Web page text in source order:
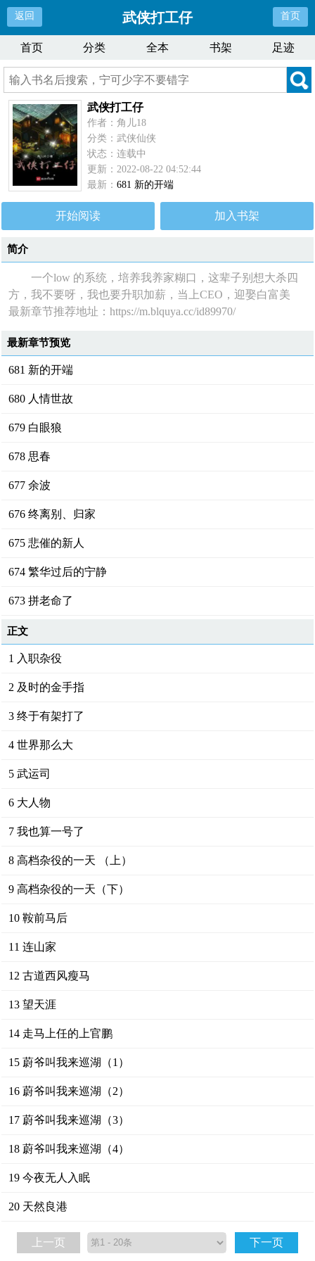
返回 武侠打工仔 首页
首页 分类 全本 书架 足迹
武侠打工仔
作者：角儿18
分类：武侠仙侠
状态：连载中
更新：2022-08-22 04:52:44
最新：681 新的开端
开始阅读 加入书架
简介
一个low 的系统，培养我养家糊口，这辈子别想大杀四
方，我不要呀，我也要升职加薪，当上CEO，迎娶白富美
最新章节推荐地址：https://m.blquya.cc/id89970/
最新章节预览
681 新的开端
680 人情世故
679 白眼狼
678 思春
677 余波
676 终离别、归家
675 悲催的新人
674 繁华过后的宁静
673 拼老命了
正文
1 入职杂役
2 及时的金手指
3 终于有架打了
4 世界那么大
5 武运司
6 大人物
7 我也算一号了
8 高档杂役的一天 （上）
9 高档杂役的一天（下）
10 鞍前马后
11 连山家
12 古道西风瘦马
13 望天涯
14 走马上任的上官鹏
15 蔚爷叫我来巡湖（1）
16 蔚爷叫我来巡湖（2）
17 蔚爷叫我来巡湖（3）
18 蔚爷叫我来巡湖（4）
19 今夜无人入眠
20 天然良港
上一页 下一页